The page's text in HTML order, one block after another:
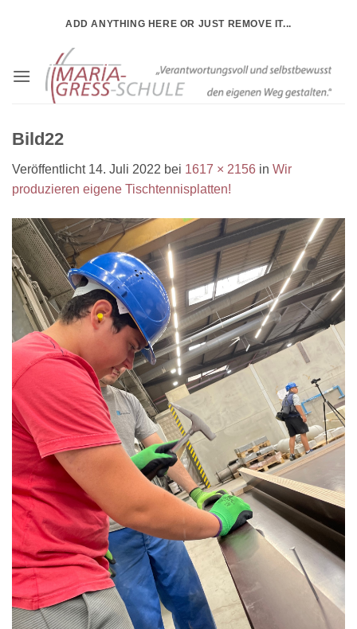
ADD ANYTHING HERE OR JUST REMOVE IT...
Bild22
Veröffentlicht 14. Juli 2022 bei 1617 × 2156 in Wir
produzieren eigene Tischtennisplatten!